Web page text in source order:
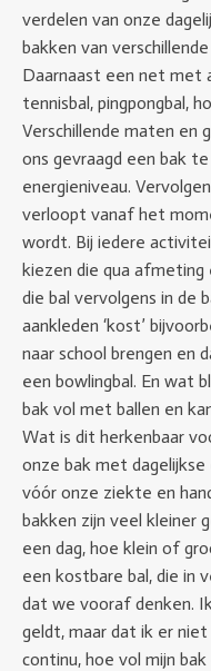
verdelen van onze
bakken van
Daarnaast een net met
tennisbal, pingpongbal,
Verschillende maten en
ons gevraagd een bak
energieniveau.
verloopt vanaf het
wordt. Bij iedere
kiezen die qua
die bal vervolgens in de
aankleden ‘kost’
naar school brengen en
een bowlingbal. En wat
bak vol met ballen en
Wat is dit herkenbaar
onze bak met
vóór onze ziekte en
bakken zijn veel kleiner
een dag, hoe klein of
een kostbare bal, die in
dat we vooraf denken.
geldt, maar dat ik er
continu, hoe vol mijn